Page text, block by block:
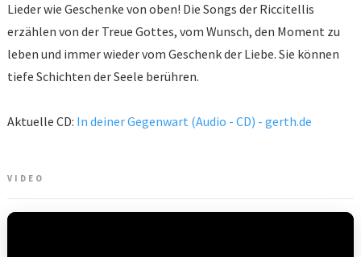
Lieder wie Geschenke von oben! Die Songs der Riccitellis
erzählen von der Treue Gottes, vom Wunsch, den Moment zu
leben und immer wieder vom Geschenk der Liebe. Sie können
tiefe Schichten der Seele berühren.
Aktuelle CD: In deiner Gegenwart (Audio - CD) - gerth.de
VIDEO